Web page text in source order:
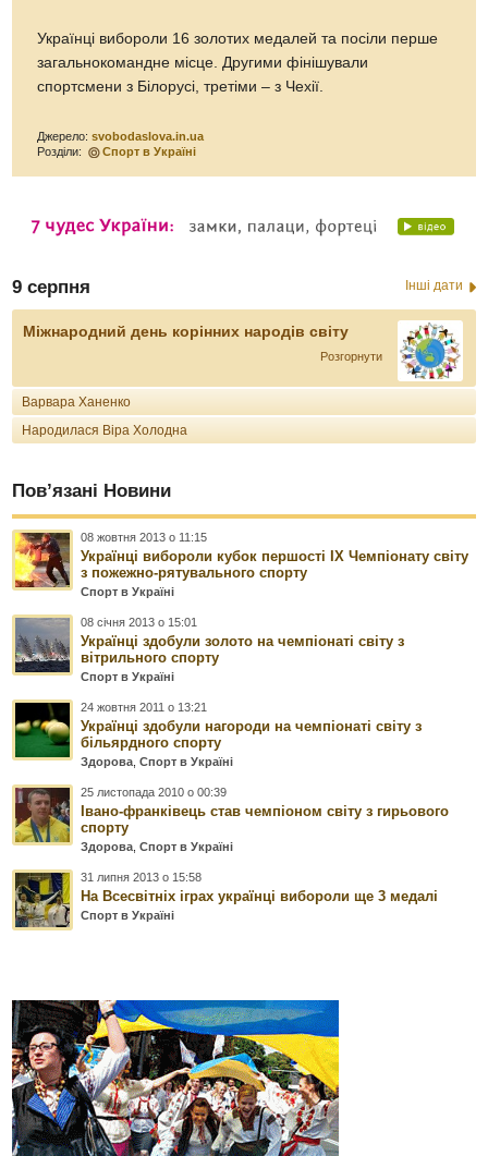
Українці вибороли 16 золотих медалей та посіли перше
загальнокомандне місце. Другими фінішували
спортсмени з Білорусі, третіми – з Чехії.
Джерело:svobodaslova.in.ua
Розділи:
Спорт в Україні
9 серпня Інші дати
Міжнародний день корінних народів світу
Розгорнути
Варвара Ханенко
Народилася Віра Холодна
Пов’язані Новини
08 жовтня 2013 о 11:15
Українці вибороли кубок першості IX Чемпіонату світу
з пожежно-рятувального спорту
Спорт в Україні
08 січня 2013 о 15:01
Українці здобули золото на чемпіонаті світу з
вітрильного спорту
Спорт в Україні
24 жовтня 2011 о 13:21
Українці здобули нагороди на чемпіонаті світу з
більярдного спорту
Здорова ,Спорт в Україні
25 листопада 2010 о 00:39
Івано-франківець став чемпіоном світу з гирьового
спорту
Здорова ,Спорт в Україні
31 липня 2013 о 15:58
На Всесвітніх іграх українці вибороли ще 3 медалі
Спорт в Україні